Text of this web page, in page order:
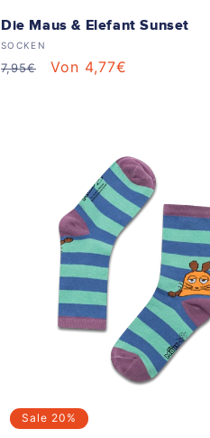
Die Maus & Elefant Sunset
Anbieter:
SOCKEN
Normaler
7,95€ Verkaufspreis
Von 4,77€
Sale 20%